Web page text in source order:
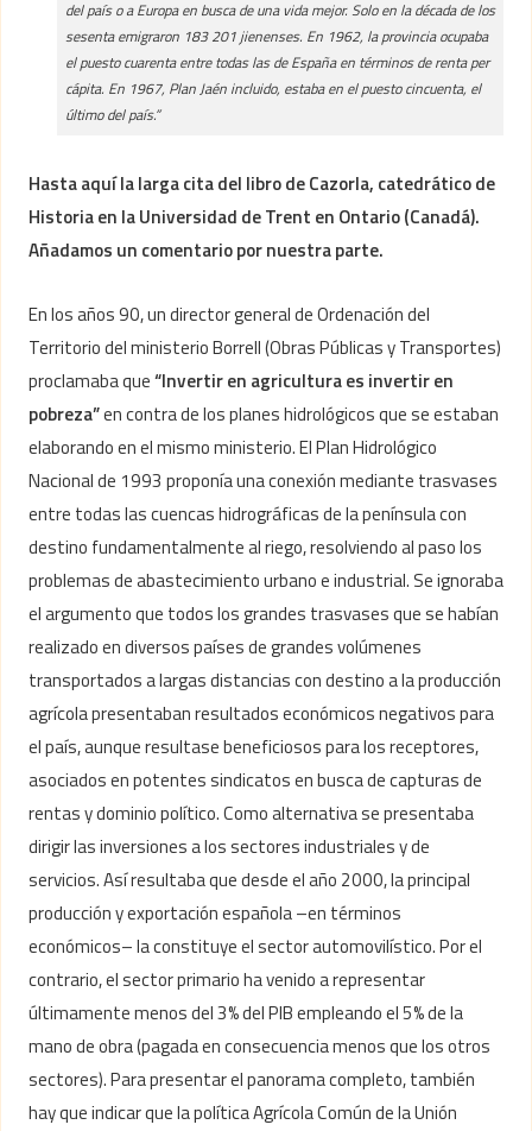
del país o a Europa en busca de una vida mejor. Solo en la década de los
sesenta emigraron 183 201 jienenses. En 1962, la provincia ocupaba
el puesto cuarenta entre todas las de España en términos de renta per
cápita. En 1967, Plan Jaén incluido, estaba en el puesto cincuenta, el
último del país.”
Hasta aquí la larga cita del libro de Cazorla, catedrático de
Historia en la Universidad de Trent en Ontario (Canadá).
Añadamos un comentario por nuestra parte.
En los años 90, un director general de Ordenación del
Territorio del ministerio Borrell (Obras Públicas y Transportes)
proclamaba que“Invertir en agricultura es invertir en
pobreza”en contra de los planes hidrológicos que se estaban
elaborando en el mismo ministerio. El Plan Hidrológico
Nacional de 1993 proponía una conexión mediante trasvases
entre todas las cuencas hidrográficas de la península con
destino fundamentalmente al riego, resolviendo al paso los
problemas de abastecimiento urbano e industrial. Se ignoraba
el argumento que todos los grandes trasvases que se habían
realizado en diversos países de grandes volúmenes
transportados a largas distancias con destino a la producción
agrícola presentaban resultados económicos negativos para
el país, aunque resultase beneficiosos para los receptores,
asociados en potentes sindicatos en busca de capturas de
rentas y dominio político. Como alternativa se presentaba
dirigir las inversiones a los sectores industriales y de
servicios. Así resultaba que desde el año 2000, la principal
producción y exportación española –en términos
económicos– la constituye el sector automovilístico. Por el
contrario, el sector primario ha venido a representar
últimamente menos del 3% del PIB empleando el 5% de la
mano de obra (pagada en consecuencia menos que los otros
sectores). Para presentar el panorama completo, también
hay que indicar que la política Agrícola Común de la Unión